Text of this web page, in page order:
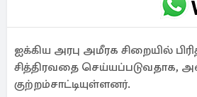
ஐக்கிய அரபு அமீரக சிறையில்
சித்திரவதை செய்யப்படுவதாக,
குற்றம்சாட்டியுள்ளனர்.